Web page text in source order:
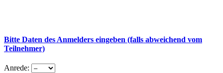
Bitte Daten des Anmelders eingeben (falls abweichend vom
Teilnehmer)
Anrede: